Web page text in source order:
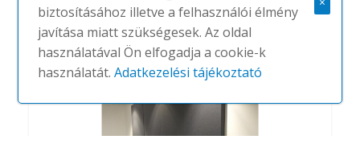
SOUNDTECT NINCS
biztosításához illetve a felhasználói élmény
javítása miatt szükségesek. Az oldal
használatával Ön elfogadja a cookie-k
használatát.Adatkezelési tájékoztató